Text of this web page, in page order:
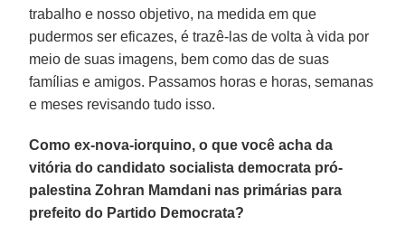
trabalho e nosso objetivo, na medida em que
pudermos ser eficazes, é trazê-las de volta à vida por
meio de suas imagens, bem como das de suas
famílias e amigos. Passamos horas e horas, semanas
e meses revisando tudo isso.
Como ex-nova-iorquino, o que você acha da
vitória do candidato socialista democrata pró-
palestina Zohran Mamdani nas primárias para
prefeito do Partido Democrata?